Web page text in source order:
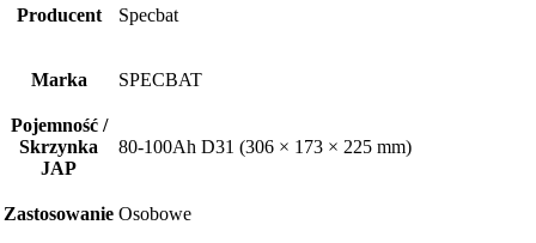
Producent Specbat
Marka SPECBAT
Pojemność /
Skrzynka
JAP
80-100Ah D31 (306 × 173 × 225 mm)
Zastosowanie Osobowe